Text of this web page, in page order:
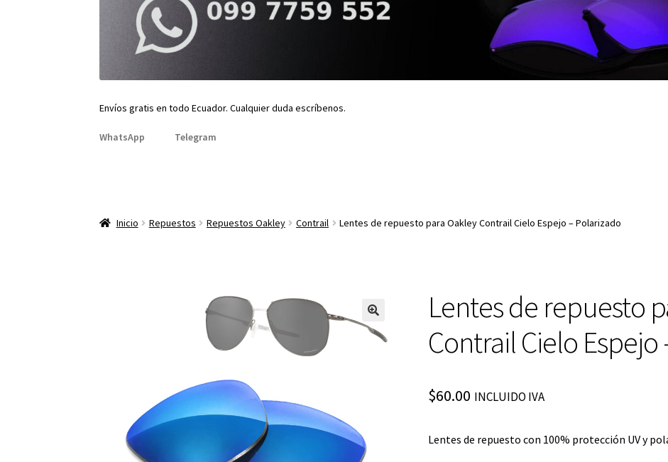
Envíos gratis en todo Ecuador. Cualquier duda escríbenos.
WhatsApp Telegram
Inicio Repuestos Repuestos Oakley Contrail Lentes de repuesto para Oakley Contrail Cielo Espejo – Polarizado
Lentes de repuesto
Contrail Cielo
$60.00 INCLUIDO IVA
Lentes de repuesto con 100% protección UV y